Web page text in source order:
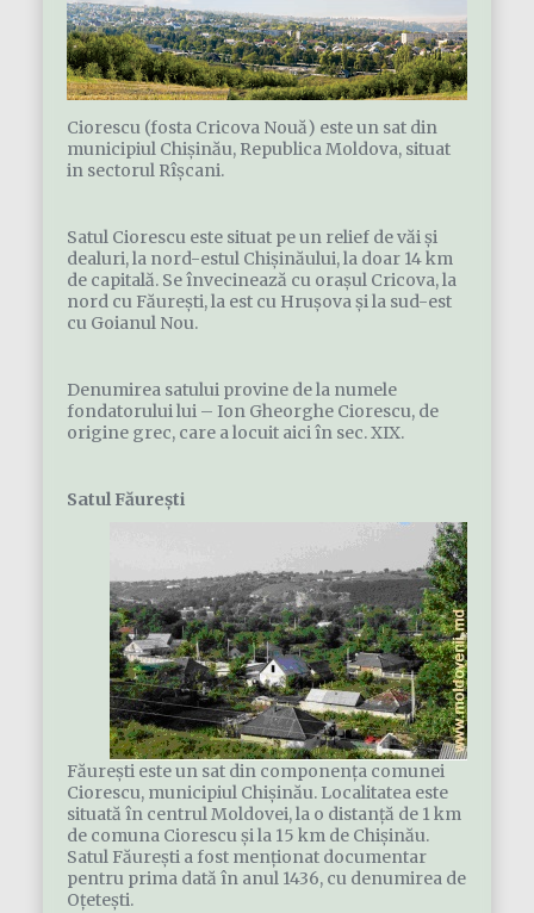
Ciorescu (fosta Cricova Nouă) este un sat din
municipiul Chișinău, Republica Moldova, situat
in sectorul Rîșcani.
Satul Ciorescu este situat pe un relief de văi și
dealuri, la nord-estul Chișinăului, la doar 14 km
de capitală. Se învecinează cu orașul Cricova, la
nord cu Făurești, la est cu Hrușova și la sud-est
cu Goianul Nou.
Denumirea satului provine de la numele
fondatorului lui – Ion Gheorghe Ciorescu, de
origine grec, care a locuit aici în sec. XIX.
Satul Făurești
Făurești este un sat din componenţa comunei
Ciorescu, municipiul Chișinău. Localitatea este
situată în centrul Moldovei, la o distanță de 1 km
de comuna Ciorescu și la 15 km de Chișinău.
Satul Făurești a fost menționat documentar
pentru prima dată în anul 1436, cu denumirea de
Oțetești.